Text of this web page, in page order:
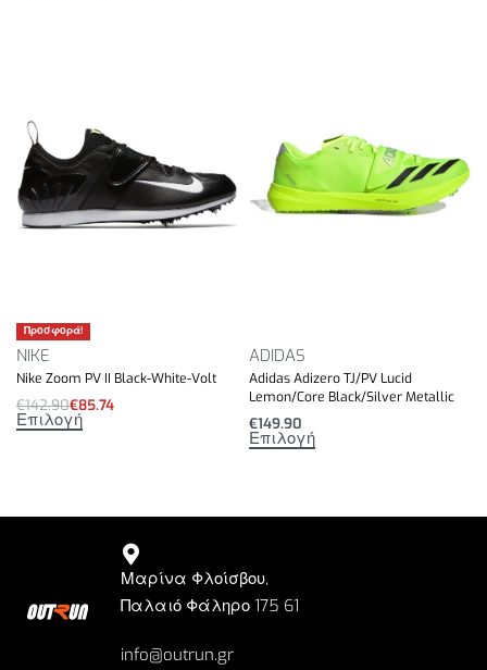
Προσφορά!
NIKE
Nike Zoom PV II Black-White-Volt
€142.90€85.74
Επιλογή
ADIDAS
Adidas Adizero TJ/PV Lucid
Lemon/Core Black/Silver Metallic
€149.90
Επιλογή
Μαρίνα Φλοίσβου,
Παλαιό Φάληρο 175 61
info@outrun.gr